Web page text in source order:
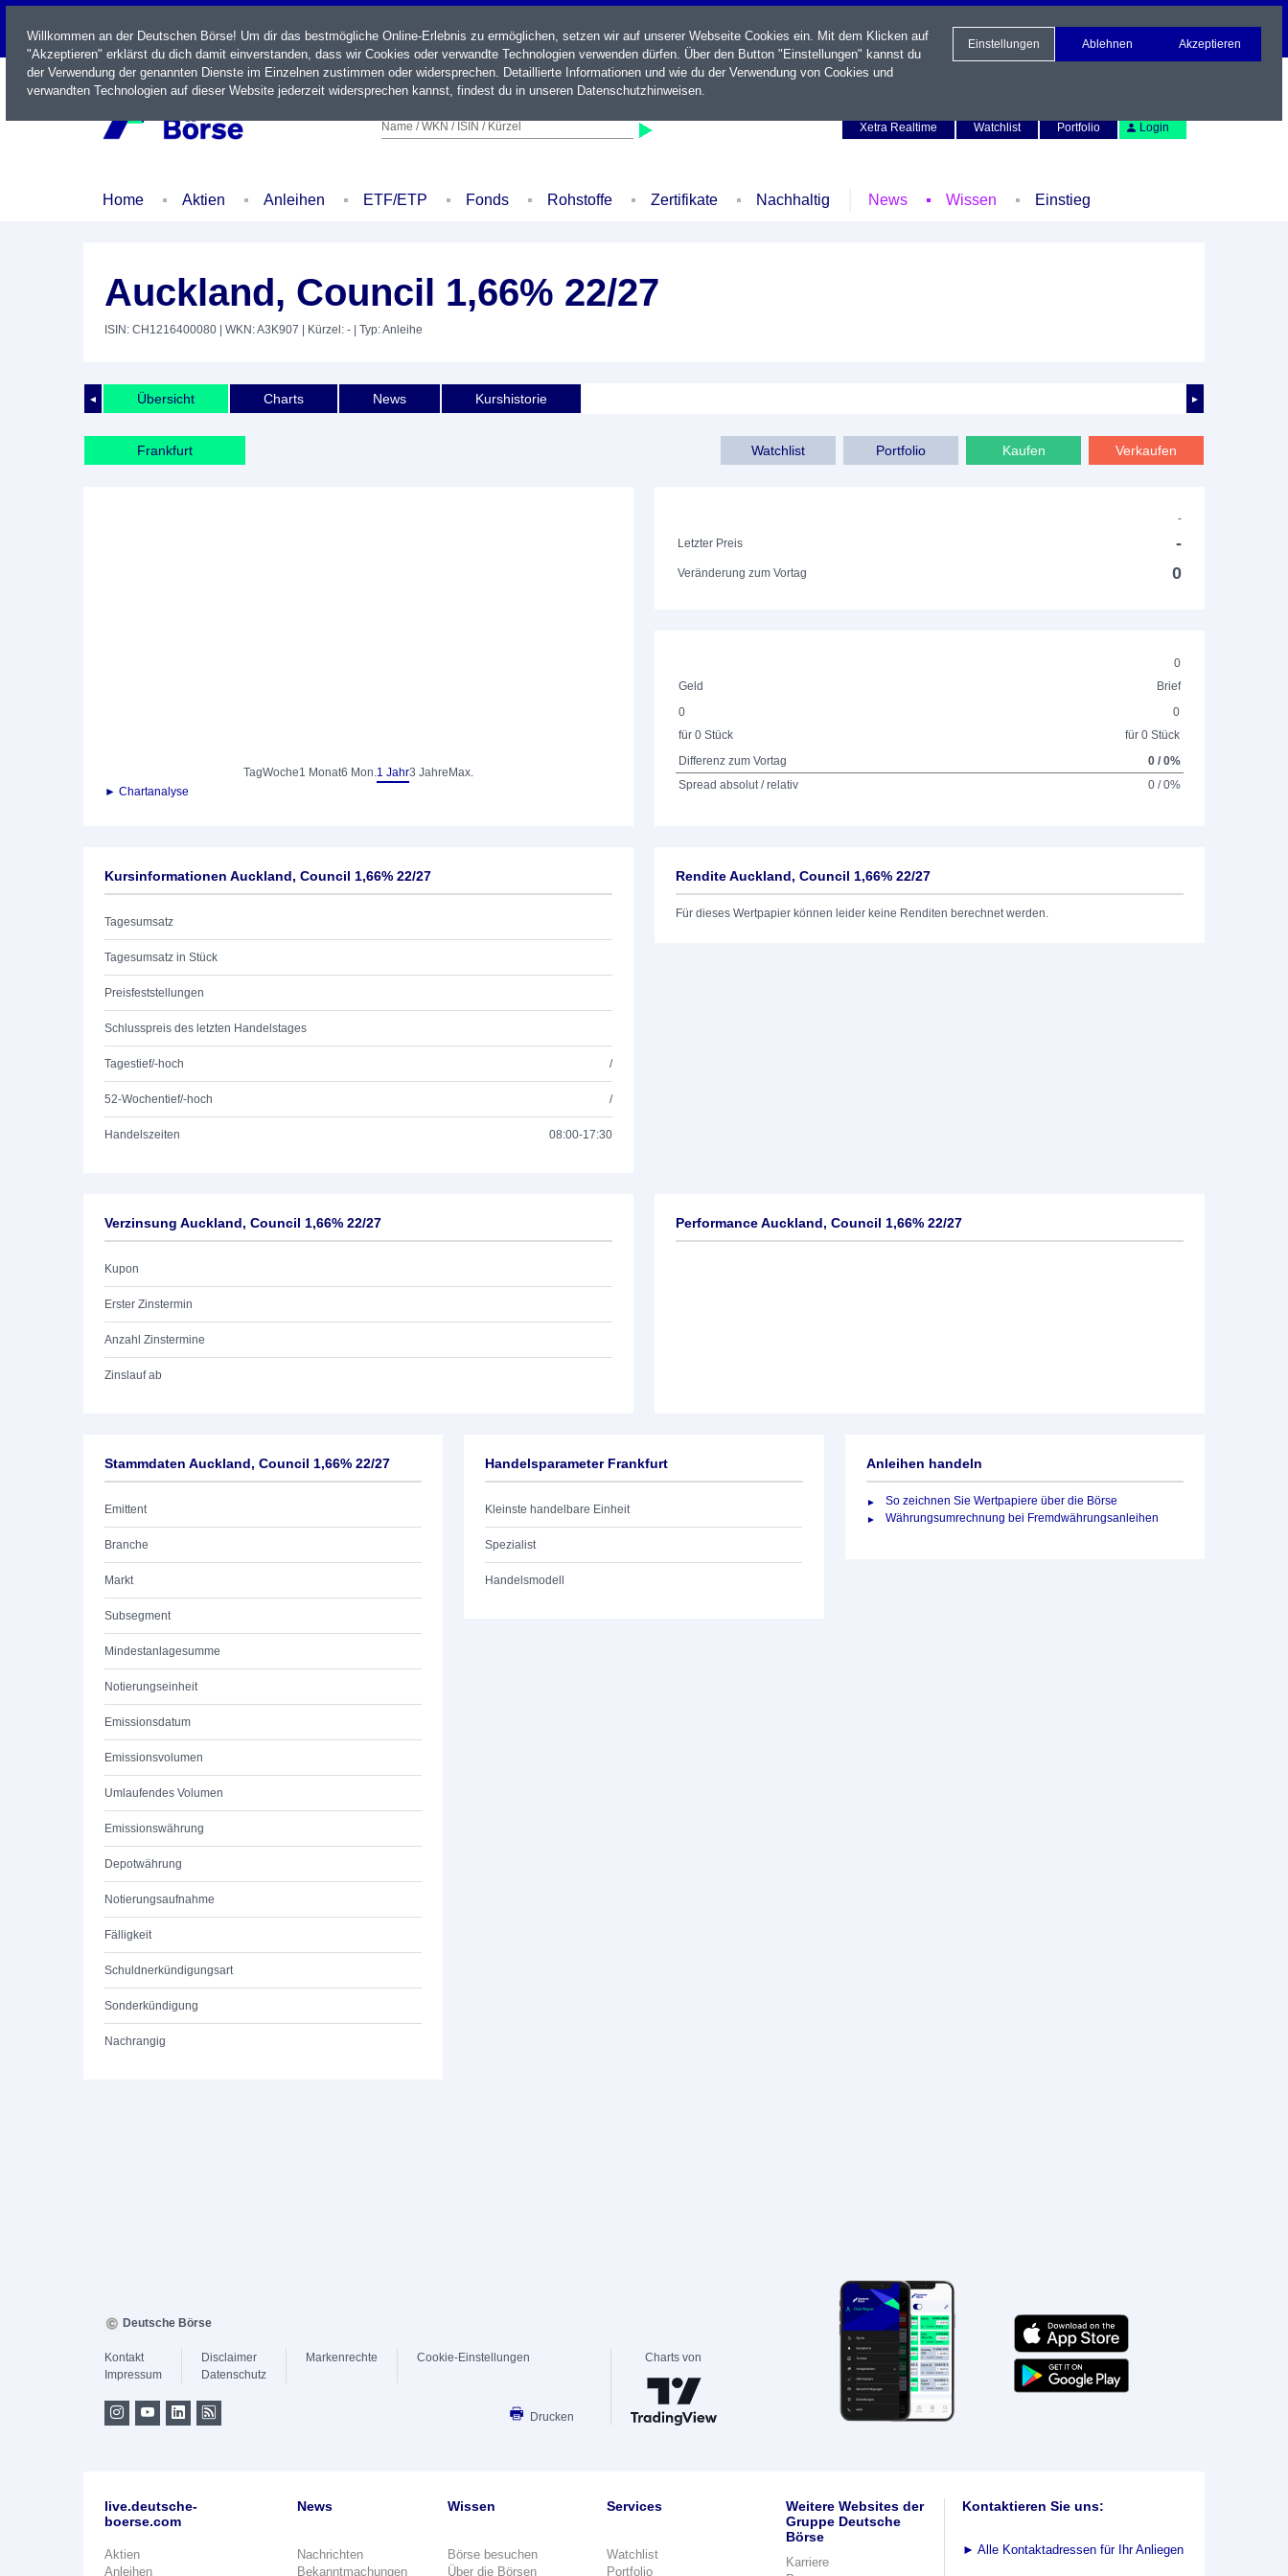
LIVE
Name / WKN / ISIN / Kürzel
Xetra Realtime
Watchlist Portfolio Login
Home Aktien Anleihen ETF/ETP Fonds Rohstoffe Zertifikate Nachhaltig News Wissen Einstieg
Auckland, Council 1,66% 22/27
ISIN: CH1216400080 | WKN: A3K907 | Kürzel: - | Typ: Anleihe
◄ ►
Übersicht Charts News Kurshistorie
Frankfurt Verkaufen
Kaufen
Portfolio
Watchlist
TagWoche1 Monat6 Mon.1 Jahr3 Jahre Max.
► Chartanalyse
-
Letzter Preis
-
Veränderung zum Vortag 0
0
Geld
Brief
0
für 0 Stück
0
für 0 Stück
Differenz zum Vortag
0 / 0%
Spread absolut / relativ
0 / 0%
Kursinformationen Auckland, Council 1,66% 22/27
Tagesumsatz
Tagesumsatz in Stück
Preisfeststellungen
Schlusspreis des letzten Handelstages
Tagestief/-hoch /
52-Wochentief/-hoch /
Handelszeiten 08:00-17:30
Rendite Auckland, Council 1,66% 22/27
Für dieses Wertpapier können leider keine Renditen berechnet werden.
Verzinsung Auckland, Council 1,66% 22/27
Kupon
Erster Zinstermin
Anzahl Zinstermine
Zinslauf ab
Performance Auckland, Council 1,66% 22/27
Stammdaten Auckland, Council 1,66% 22/27
Emittent
Branche
Markt
Subsegment
Mindestanlagesumme
Notierungseinheit
Emissionsdatum
Emissionsvolumen
Umlaufendes Volumen
Emissionswährung
Depotwährung
Notierungsaufnahme
Fälligkeit
Schuldnerkündigungsart
Sonderkündigung
Nachrangig
Handelsparameter Frankfurt
Kleinste handelbare Einheit
Spezialist
Handelsmodell
Anleihen handeln
So zeichnen Sie Wertpapiere über die Börse
Währungsumrechnung bei Fremdwährungsanleihen
Willkommen an der Deutschen Börse! Um dir das bestmögliche Online-Erlebnis zu ermöglichen, setzen wir auf unserer Webseite Cookies ein. Mit dem Klicken auf
"Akzeptieren" erklärst du dich damit einverstanden, dass wir Cookies oder verwandte Technologien verwenden dürfen. Über den Button "Einstellungen" kannst du
der Verwendung der genannten Dienste im Einzelnen zustimmen oder widersprechen. Detaillierte Informationen und wie du der Verwendung von Cookies und
verwandten Technologien auf dieser Website jederzeit widersprechen kannst, findest du in unseren Datenschutzhinweisen.
Einstellungen Ablehnen Akzeptieren
Deutsche Börse
Kontakt
Impressum
Disclaimer
Datenschutz
Markenrechte Cookie-Einstellungen
Drucken
Charts von
live.deutsche-
boerse.com
Aktien
Anleihen
News
Nachrichten
Bekanntmachungen
Wissen
Börse besuchen
Über die Börsen
Services
Watchlist
Portfolio
Weitere Websites der
Gruppe Deutsche
Börse
Karriere
Kontaktieren Sie uns:
► Alle Kontaktadressen für Ihr Anliegen